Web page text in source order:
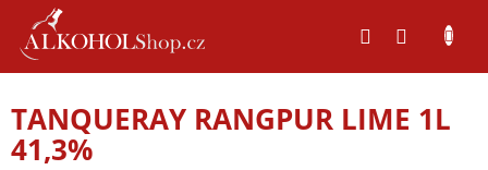
obsah
TANQUERAY RANGPUR LIME 1L
41,3%